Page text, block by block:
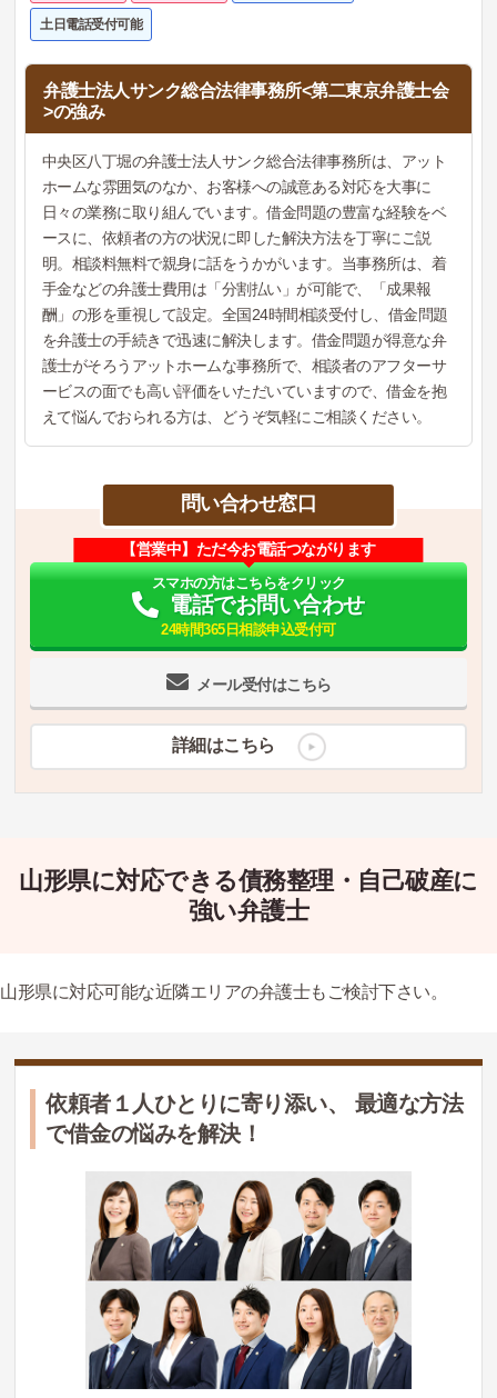
土日電話受付可能
弁護士法人サンク総合法律事務所<第二東京弁護士会
>の強み
中央区八丁堀の弁護士法人サンク総合法律事務所は、アット
ホームな雰囲気のなか、お客様への誠意ある対応を大事に
日々の業務に取り組んでいます。借金問題の豊富な経験をベ
ースに、依頼者の方の状況に即した解決方法を丁寧にご説
明。相談料無料で親身に話をうかがいます。当事務所は、着
手金などの弁護士費用は「分割払い」が可能で、「成果報
酬」の形を重視して設定。全国24時間相談受付し、借金問題
を弁護士の手続きで迅速に解決します。借金問題が得意な弁
護士がそろうアットホームな事務所で、相談者のアフターサ
ービスの面でも高い評価をいただいていますので、借金を抱
えて悩んでおられる方は、どうぞ気軽にご相談ください。
問い合わせ窓口
メール受付はこちら
【営業中】ただ今お電話つながります
スマホの方はこちらをクリック
電話でお問い合わせ
24時間365日相談申込受付可
詳細はこちら
山形県に対応できる債務整理・自己破産に
強い弁護士
山形県に対応可能な近隣エリアの弁護士もご検討下さい。
依頼者１人ひとりに寄り添い、 最適な方法
で借金の悩みを解決！